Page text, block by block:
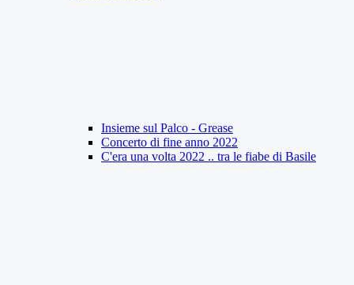
Insieme sul Palco - Grease
Concerto di fine anno 2022
C'era una volta 2022 .. tra le fiabe di Basile